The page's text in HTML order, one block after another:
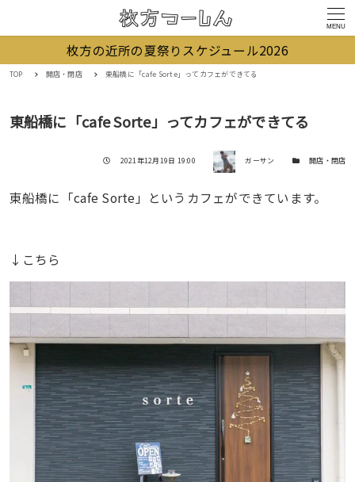
MENU
枚方の近所の夏祭りスケジュール2026
TOP 開店・閉店 東船橋に「cafe Sorte」ってカフェができてる
東船橋に「cafe Sorte」ってカフェができてる
投稿日
2021年12月19日 19:00 著者 ガーサン カテゴリー開店・閉店
東船橋に「cafe Sorte」というカフェができています。
↓こちら